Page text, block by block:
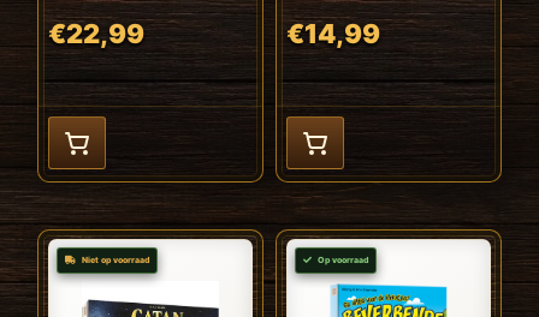
€22,99 €14,99
Niet op voorraad Op voorraad